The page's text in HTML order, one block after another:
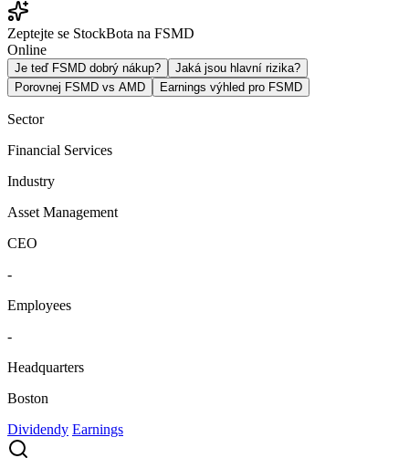
Zeptejte se StockBota na FSMD
Online
Je teď FSMD dobrý nákup?
Jaká jsou hlavní rizika?
Porovnej FSMD vs AMD
Earnings výhled pro FSMD
Sector
Financial Services
Industry
Asset Management
CEO
-
Employees
-
Headquarters
Boston
Dividendy Earnings